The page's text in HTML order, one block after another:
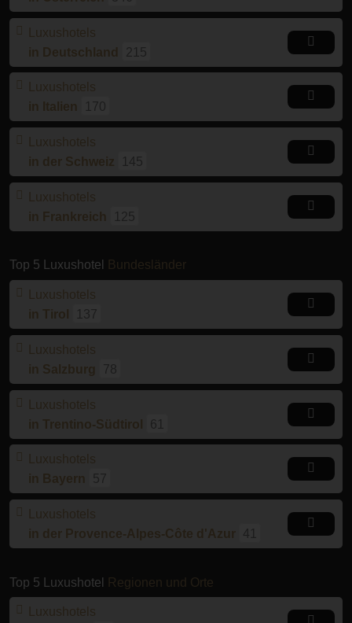
Luxushotels
in Deutschland
215
Luxushotels
in Italien
170
Luxushotels
in der Schweiz
145
Luxushotels
in Frankreich
125
Top 5 Luxushotel Bundesländer
Luxushotels
in Tirol
137
Luxushotels
in Salzburg
78
Luxushotels
in Trentino-Südtirol
61
Luxushotels
in Bayern
57
Luxushotels
in der Provence-Alpes-Côte d'Azur 41
Top 5 Luxushotel Regionen und Orte
Luxushotels